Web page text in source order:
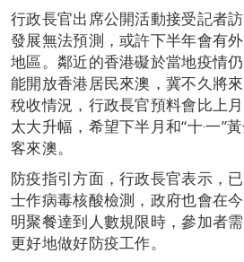
行政長官出席公開活動接受記者
發展無法預測，或許下半年會有
地區。鄰近的香港礙於當地疫情
能開放香港居民來澳，冀不久將
稅收情況，行政長官預料會比上
太大升幅，希望下半月和“十‧一”
客來澳。
防疫指引方面，行政長官表示，
士作病毒核酸檢測，政府也會在
明聚餐達到人數規限時，參加者
更好地做好防疫工作。